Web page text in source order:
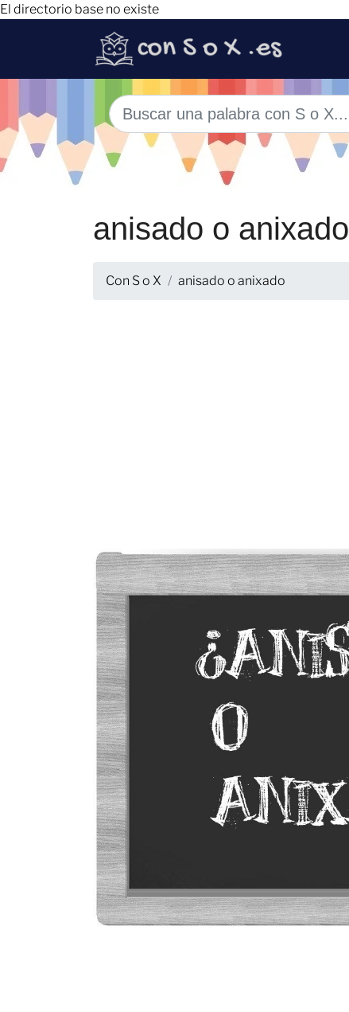
El directorio base no existe
anisado o anixado
Con S o X anisado o anixado